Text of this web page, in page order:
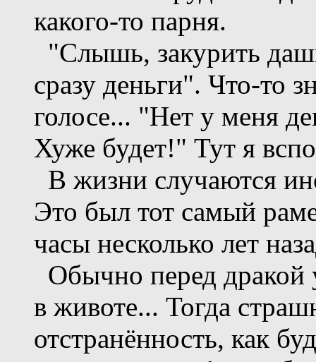
какого-то парня.
"Слышь, закурить
сразу деньги". Что-то
голосе... "Нет у меня
Хуже будет!" Тут я
В жизни случаются
Это был тот самый
часы несколько лет
Обычно перед дракой
в животе... Тогда
отстранённость, как